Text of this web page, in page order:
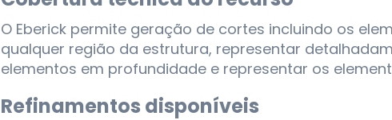
O Eberick permite geração de cortes incluindo os
qualquer região da estrutura, representar
elementos em profundidade e representar os
Refinamentos disponíveis